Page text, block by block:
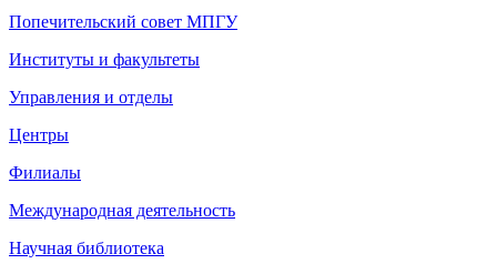
Попечительский совет МПГУ
Институты и факультеты
Управления и отделы
Центры
Филиалы
Международная деятельность
Научная библиотека